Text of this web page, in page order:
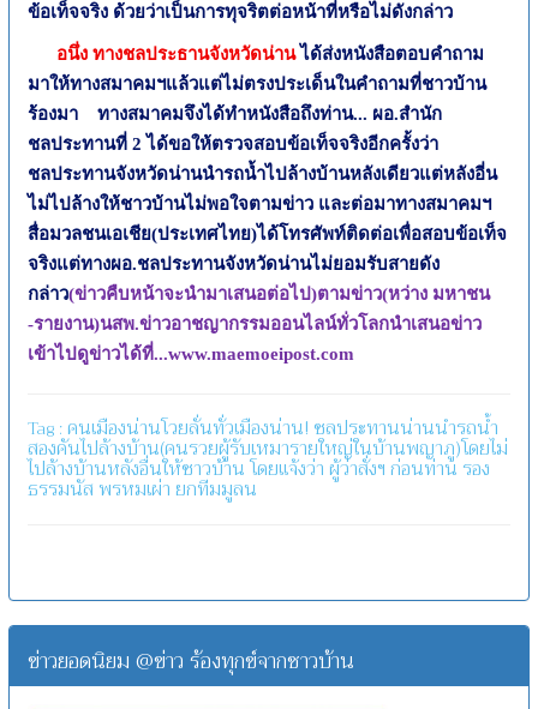
ข้อเท็จจริง ด้วยว่าเป็นการทุจริตต่อหน้าที่หรือไม่ดังกล่าว
อนึ่ง ทางชลประธานจังหวัดน่านได้ส่งหนังสือตอบคำถาม
มาให้ทางสมาคมฯแล้วแต่ไม่ตรงประเด็นในคำถามที่ชาวบ้าน
ร้องมา
ทางสมาคมจึงได้ทำหนังสือถึงท่าน... ผอ.สำนัก
ชลประทานที่ 2 ได้ขอให้ตรวจสอบข้อเท็จจริงอีกครั้งว่า
ชลประทานจังหวัดน่านนำรถน้ำไปล้างบ้านหลังเดียวแต่หลังอี่น
ไม่ไปล้างให้ชาวบ้านไม่พอใจตามข่าว และต่อมาทางสมาคมฯ
สื่อมวลชนเอเชีย(ประเทศไทย)ได้โทรศัพท์ติดต่อเพื่อสอบข้อเท็จ
จริงแต่ทางผอ.ชลประทานจังหวัดน่านไม่ยอมรับสายดัง
กล่าว(ข่าวคืบหน้าจะนำมาเสนอต่อไป)ตามข่าว(หว่าง มหาชน
-รายงาน)นสพ.ข่าวอาชญากรรมออนไลน์ทั่วโลกนำเสนอข่าว
เข้าไปดูข่าวได้ที่...www.maemoeipost.com
Tag :คนเมืองน่านโวยลั่นทั่วเมืองน่าน! ชลประทานน่านนำรถน้ำ
สองคันไปล้างบ้าน(คนรวยผู้รับเหมารายใหญ่ในบ้านพญาภู)โดยไม่
ไปล้างบ้านหลังอื่นให้ชาวบ้านโดยแจ้งว่าผู้ว่าสั่งฯก่อนท่านรอง
ธรรมนัส พรหมเผ่ายกทีมมูลน
ข่าวยอดนิยม @ข่าว ร้องทุกข์จากชาวบ้าน